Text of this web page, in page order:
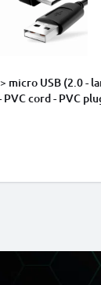
micro USB (2.0 -
PVC cord - PVC